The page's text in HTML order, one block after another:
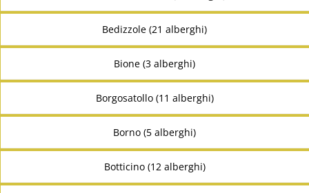
Bedizzole (21 alberghi)
Bione (3 alberghi)
Borgosatollo (11 alberghi)
Borno (5 alberghi)
Botticino (12 alberghi)